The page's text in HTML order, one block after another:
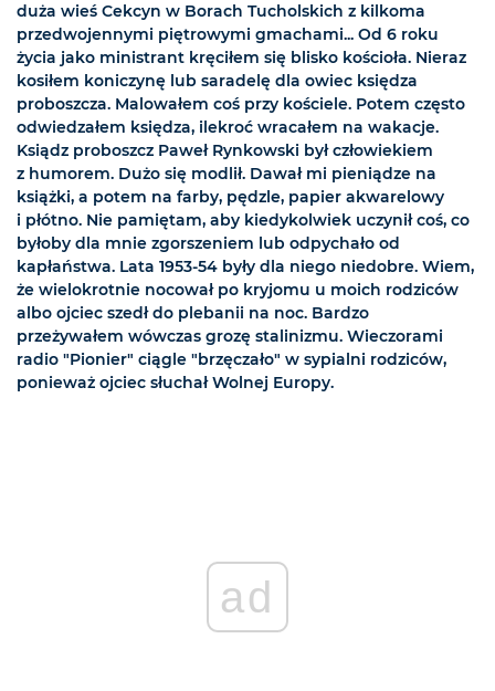
duża wieś Cekcyn w Borach Tucholskich z kilkoma
przedwojennymi piętrowymi gmachami... Od 6 roku
życia jako ministrant kręciłem się blisko kościoła. Nieraz
kosiłem koniczynę lub saradelę dla owiec księdza
proboszcza. Malowałem coś przy kościele. Potem często
odwiedzałem księdza, ilekroć wracałem na wakacje.
Ksiądz proboszcz Paweł Rynkowski był człowiekiem
z humorem. Dużo się modlił. Dawał mi pieniądze na
książki, a potem na farby, pędzle, papier akwarelowy
i płótno. Nie pamiętam, aby kiedykolwiek uczynił coś, co
byłoby dla mnie zgorszeniem lub odpychało od
kapłaństwa. Lata 1953-54 były dla niego niedobre. Wiem,
że wielokrotnie nocował po kryjomu u moich rodziców
albo ojciec szedł do plebanii na noc. Bardzo
przeżywałem wówczas grozę stalinizmu. Wieczorami
radio "Pionier" ciągle "brzęczało" w sypialni rodziców,
ponieważ ojciec słuchał Wolnej Europy.
ad